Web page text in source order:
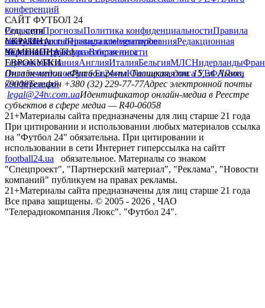
конференций
САЙТ ФУТБОЛ 24
РедакцияПрогнозыПолитика конфиденциальностиПравила
сайтуКонтактыПравила комментированияРедакционная
политикаСтруктура собственности
Соц. сети
facebookxyoutubeinstagramtelegramviber
УКРАИНА
УкраинаПервая лигаВторая лига
ЧЕМПИОНАТЫ
ГерманияИспанияАнглияИталияБельгияМЛСНидерланды
ЕВРОКУБКИ
Лига чемпионовЛига ЕвропыЮношеская лига УЕФАЛига
конференций
Онлайн-медиа «Футбол 24»пл. Галицкая, дом. 15, м. Львов,
79008Телефон +380 (32) 229-77-77Адрес электронной почты
legal@24tv.com.uaИдентификатор онлайн-медиа в Реестре
субъектов в сфере медиа — R40-06058
21+Материалы сайта предназначены для лиц старше 21 года
При цитировании и использовании любых материалов ссылка
на "Футбол 24" обязательна. При цитировании и
использовании в сети Интернет гиперссылка на сайтт
football24.ua
обязательное. Материалы со знаком
"Спецпроект", "Партнерский материал", "Реклама", "Новости
компаний" публикуем на правах рекламы.
21+Материалы сайта предназначены для лиц старше 21 года
Все права защищены. © 2005 - 2026 , ЧАО
"Телерадиокомпания Люкс". "Футбол 24".